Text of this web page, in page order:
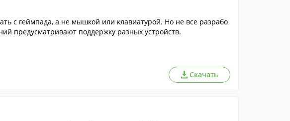
с геймпада, а не мышкой или клавиатурой. Но не все разрабо
предусматривают поддержку разных устройств.
Скачать